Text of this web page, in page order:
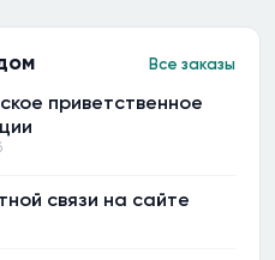
Все заказы
приветственное
связи на сайте